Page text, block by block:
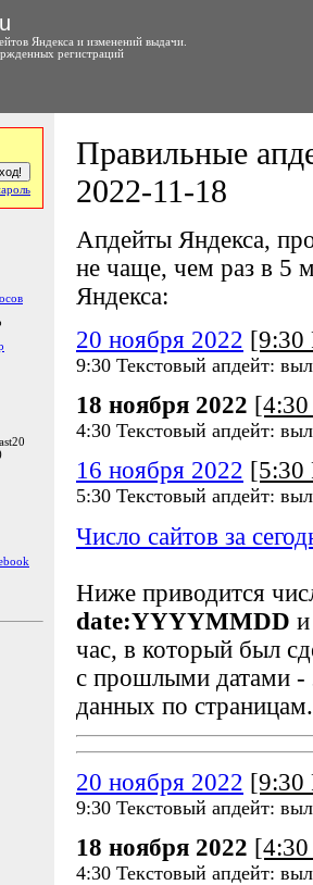
Яндекса и изменений выдачи.
регистраций
Правильные
2022-11-18
Апдейты Яндекса,
не чаще, чем раз в 5
Яндекса:
20 ноября 2022 [9:30
9:30 Текстовый апдейт:
18 ноября 2022
4:30 Текстовый апдейт:
16 ноября 2022 [5:30
5:30 Текстовый апдейт:
Число сайтов за
Ниже приводится
date:YYYYMMDD
час, в который был
с прошлыми датами -
данных по страницам.
20 ноября 2022 [9:30
9:30 Текстовый апдейт:
18 ноября 2022
4:30 Текстовый апдейт: